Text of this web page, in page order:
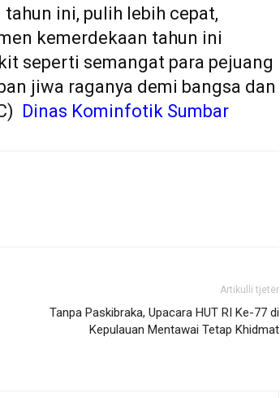
ini, pulih lebih cepat,
kemerdekaan tahun ini
seperti semangat para pejuang
jiwa raganya demi bangsa dan
Dinas Kominfotik Sumbar
Artikulli tjetër
Tanpa Paskibraka, Upacara HUT RI Ke-77 di
Kepulauan Mentawai Tetap Khidmat